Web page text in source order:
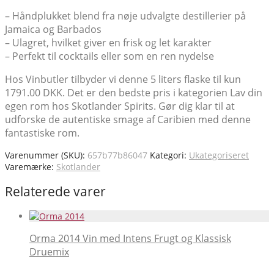
– Håndplukket blend fra nøje udvalgte destillerier på
Jamaica og Barbados
– Ulagret, hvilket giver en frisk og let karakter
– Perfekt til cocktails eller som en ren nydelse
Hos Vinbutler tilbyder vi denne 5 liters flaske til kun
1791.00 DKK. Det er den bedste pris i kategorien Lav din
egen rom hos Skotlander Spirits. Gør dig klar til at
udforske de autentiske smage af Caribien med denne
fantastiske rom.
Varenummer (SKU): 657b77b86047 Kategori: Ukategoriseret
Varemærke: Skotlander
Relaterede varer
Orma 2014 Vin med Intens Frugt og Klassisk
Druemix